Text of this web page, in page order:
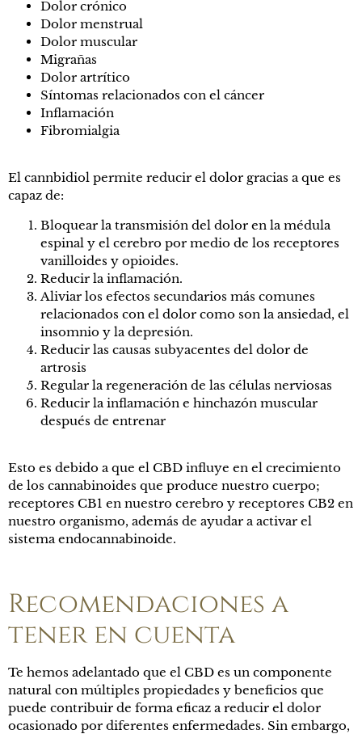
Dolor crónico
Dolor menstrual
Dolor muscular
Migrañas
Dolor artrítico
Síntomas relacionados con el cáncer
Inflamación
Fibromialgia
El cannbidiol permite reducir el dolor gracias a que es
capaz de:
Bloquear la transmisión del dolor en la médula
espinal y el cerebro por medio de los receptores
vanilloides y opioides.
Reducir la inflamación.
Aliviar los efectos secundarios más comunes
relacionados con el dolor como son la ansiedad, el
insomnio y la depresión.
Reducir las causas subyacentes del dolor de
artrosis
Regular la regeneración de las células nerviosas
Reducir la inflamación e hinchazón muscular
después de entrenar
Esto es debido a que el CBD influye en el crecimiento
de los cannabinoides que produce nuestro cuerpo;
receptores CB1 en nuestro cerebro y receptores CB2 en
nuestro organismo, además de ayudar a activar el
sistema endocannabinoide.
Recomendaciones a
tener en cuenta
Te hemos adelantado que el CBD es un componente
natural con múltiples propiedades y beneficios que
puede contribuir de forma eficaz a reducir el dolor
ocasionado por diferentes enfermedades. Sin embargo,